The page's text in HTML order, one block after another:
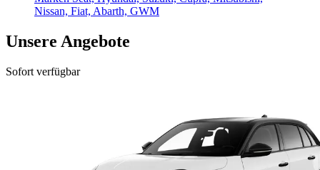
Unsere Angebote
Sofort verfügbar